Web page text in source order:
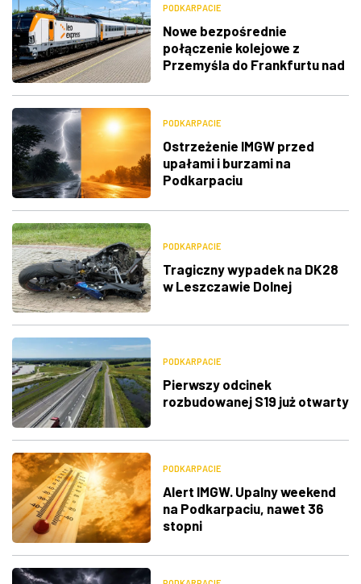
PODKARPACIE
Nowe bezpośrednie
połączenie kolejowe z
Przemyśla do Frankfurtu nad
PODKARPACIE
Ostrzeżenie IMGW przed
upałami i burzami na
Podkarpaciu
PODKARPACIE
Tragiczny wypadek na DK28
w Leszczawie Dolnej
PODKARPACIE
Pierwszy odcinek
rozbudowanej S19 już otwarty
PODKARPACIE
Alert IMGW. Upalny weekend
na Podkarpaciu, nawet 36
stopni